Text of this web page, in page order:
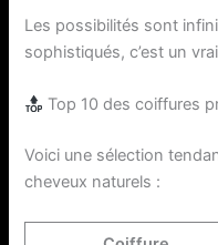
Les possibilités sont
sophistiqués, c’est un
Top 10 des coiffures
Voici une sélection
cheveux naturels :